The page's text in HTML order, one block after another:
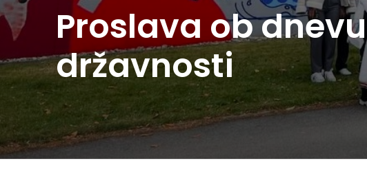
Proslava ob dnevu
državnosti